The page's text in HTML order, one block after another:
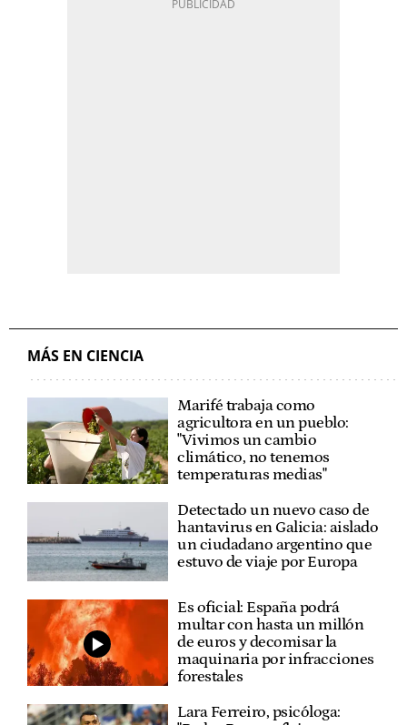
MÁS EN CIENCIA
Marifé trabaja como
agricultora en un pueblo:
"Vivimos un cambio
climático, no tenemos
temperaturas medias"
Detectado un nuevo caso de
hantavirus en Galicia: aislado
un ciudadano argentino que
estuvo de viaje por Europa
Es oficial: España podrá
multar con hasta un millón
de euros y decomisar la
maquinaria por infracciones
forestales
Lara Ferreiro, psicóloga: